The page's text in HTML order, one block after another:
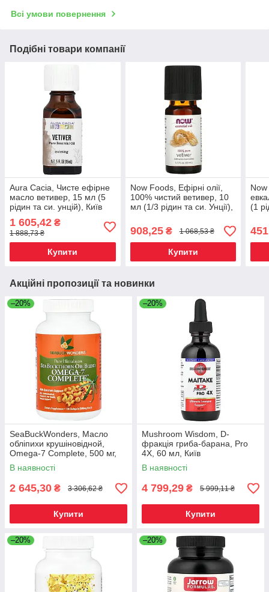
Всі умови повернення
Подібні товари компанії
Aura Cacia, Чисте ефірне
масло ветивер, 15 мл (5
рідин та си. унцій), Київ
1 605,42 ₴
1 888,73 ₴
Купити
Now Foods, Ефірні олії,
100% чистий ветивер, 10
мл (1/3 рідин та си. Унції),
908,25₴ 1 068,53 ₴
Купити
Now
(1
Акційні пропозиції та новинки
–20%
SeaBuckWonders, Масло
обліпихи крушіновідной,
Omega-7 Complete, 500 мг,
120 м'яких капсул, Київ
В наявності
2 645,30 ₴ 3 306,62 ₴
Купити
–20%
Mushroom Wisdom, D-
фракція гриба-барана, Pro
4X, 60 мл, Київ
В наявності
4 799,29 ₴ 5 999,11 ₴
Купити
–20% –20%